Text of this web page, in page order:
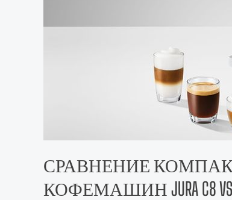
СРАВНЕНИЕ
КОФЕМАШИН JURA C8 VS